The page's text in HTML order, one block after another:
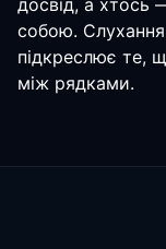
досвід, а хтось
собою. Слухання
підкреслює те,
між рядками.